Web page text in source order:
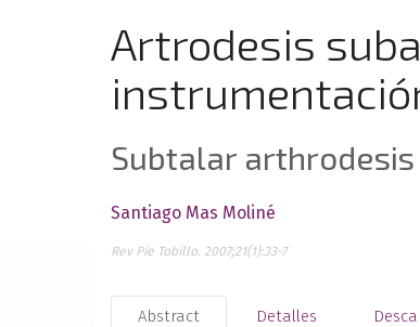
Artrodesis
Subtalar
Santiago Mas Moliné
Rev Pie Tobillo. 2007;21(1):33-7
Abstract Detalles